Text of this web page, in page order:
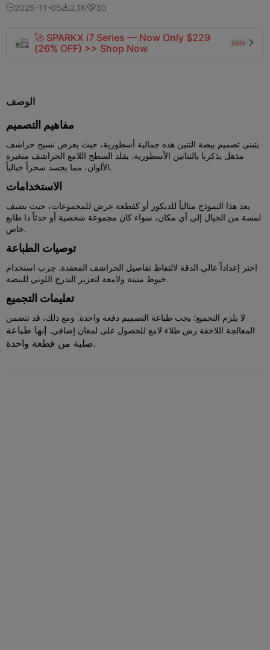
2025-11-052.1K30
🚀 SPARKX i7 Series — Now Only $229
(26% OFF) >> Shop Now
sale 
الوصف
مفاهيم التصميم
يتبنى تصميم بيضة التنين هذه جمالية أسطورية، حيث يعرض نسيج حراشف
مذهل يذكرنا بالتنانين الأسطورية. يقلد السطح اللامع الحراشف متغيرة
الألوان، مما يجسد سحراً خيالياً.
الاستخدامات
يعد هذا النموذج مثالياً للديكور أو كقطعة عرض للمجموعات، حيث يضيف
لمسة من الخيال إلى أي مكان، سواء كان مجموعة شخصية أو حدثاً ذا طابع
خاص.
توصيات الطباعة
اختر إعداداً عالي الدقة لالتقاط تفاصيل الحراشف المعقدة. جرب استخدام
خيوط متينة ولامعة لتعزيز التدرج اللوني للبيضة.
تعليمات التجميع
لا يلزم التجميع؛ يجب طباعة التصميم دفعة واحدة. ومع ذلك، قد تتضمن
المعالجة اللاحقة رش طلاء لامع للحصول على لمعان إضافي. إنها طباعة
صلبة من قطعة واحدة.